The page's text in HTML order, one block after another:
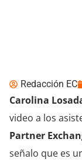
Redacción EC
Carolina
video a los
Partner
señalo que es